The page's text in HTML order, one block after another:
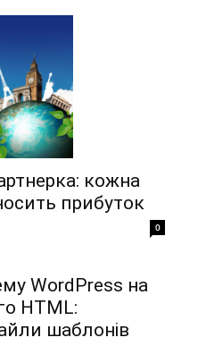
кожна
прибуток
0
WordPress на
HTML:
шаблонів